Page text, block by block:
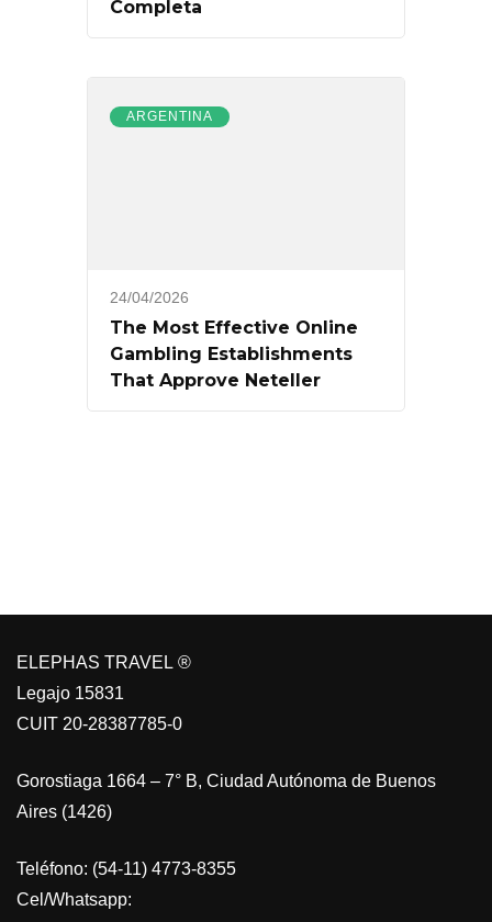
Completa
ARGENTINA
24/04/2026
The Most Effective Online
Gambling Establishments
That Approve Neteller
ELEPHAS TRAVEL ®
Legajo 15831
CUIT 20-28387785-0
Gorostiaga 1664 – 7° B, Ciudad Autónoma de Buenos
Aires (1426)
Teléfono: (54-11) 4773-8355
Cel/Whatsapp: